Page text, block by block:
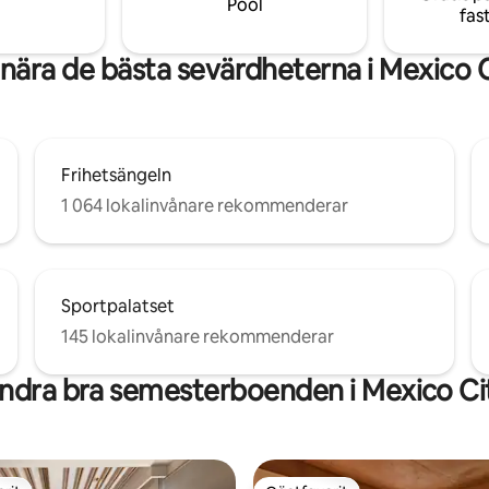
Pool
de bästa sevärdheterna i Mexico
Frihetsängeln
1 064 lokalinvånare rekommenderar
Sportpalatset
145 lokalinvånare rekommenderar
bra semesterboenden i Mexico